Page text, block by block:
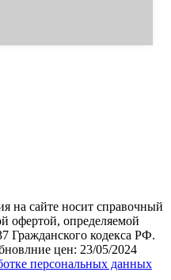
на сайте носит справочный
офертой, определяемой
Гражданского кодекса РФ.
цен: 23/05/2024
персональных данных